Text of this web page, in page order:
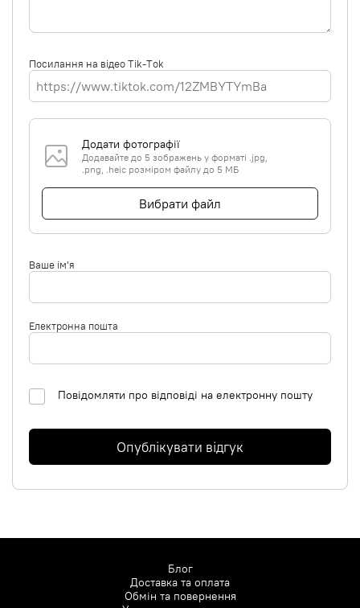
Посилання на відео Tik-Tok
Додати фотографії
Додавайте до 5 зображень у форматі .jpg,
.png, .heic розміром файлу до 5 МБ
Вибрати файл
Ваше ім'я
Електронна пошта
Повідомляти про відповіді на електронну пошту
Опублікувати відгук
Блог
Доставка та оплата
Обмін та повернення